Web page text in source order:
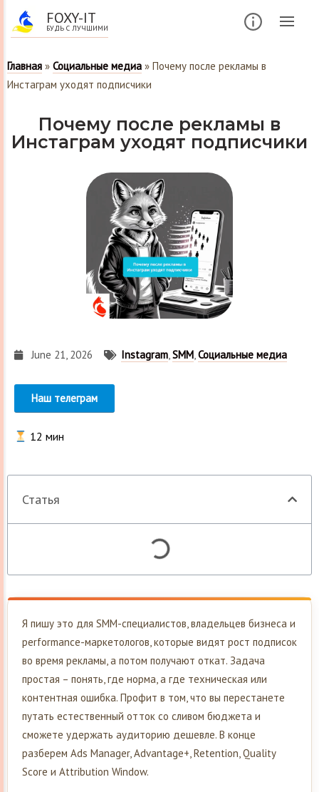
FOXY-IT
БУДЬ С ЛУЧШИМИ
Главная » Социальные медиа » Почему после рекламы в
Инстаграм уходят подписчики
Почему после рекламы в
Инстаграм уходят подписчики
June 21, 2026 Instagram,SMM,Социальные медиа
Наш телеграм
12 мин
Статья
Я пишу это для SMM-специалистов, владельцев бизнеса и
performance-маркетологов, которые видят рост подписок
во время рекламы, а потом получают откат. Задача
простая – понять, где норма, а где техническая или
контентная ошибка. Профит в том, что вы перестанете
путать естественный отток со сливом бюджета и
сможете удержать аудиторию дешевле. В конце
разберем Ads Manager, Advantage+, Retention, Quality
Score и Attribution Window.